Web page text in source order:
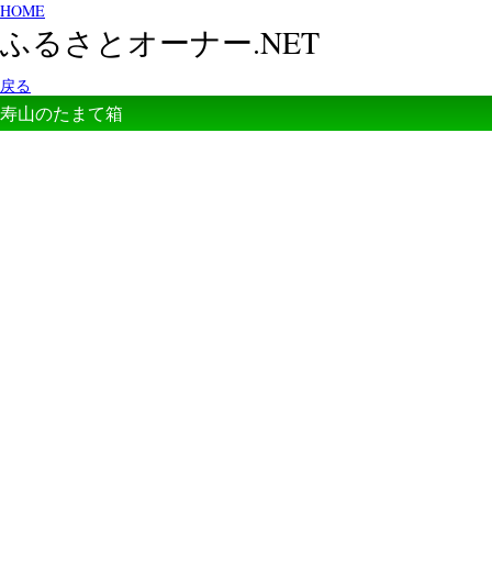
HOME
ふるさとオーナー.NET
戻る
寿山のたまて箱